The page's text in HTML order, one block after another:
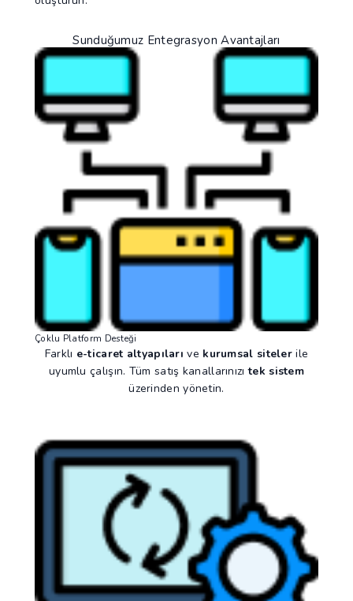
Sunduğumuz Entegrasyon Avantajları
Çoklu Platform Desteği
Farklı e-ticaret altyapıları ve kurumsal siteler ile
uyumlu çalışın. Tüm satış kanallarınızıtek sistem
üzerinden yönetin.